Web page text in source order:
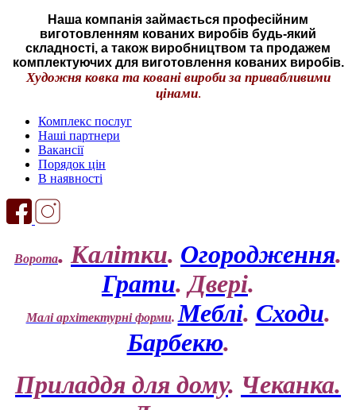
Наша компанія займається професійним
виготовленням кованих виробів будь-який
складності, а також виробництвом та продажем
комплектуючих для виготовлення кованих виробів.
Художня ковка та ковані вироби за привабливими
цінами.
Комплекс послуг
Наші партнери
Вакансії
Порядок цін
В наявності
Ворота. Калітки. Огородження.
Грати.Двері.
Малі архітектурні форми. Меблі. Сходи.
Барбекю.
Приладдя для дому. Чеканка.